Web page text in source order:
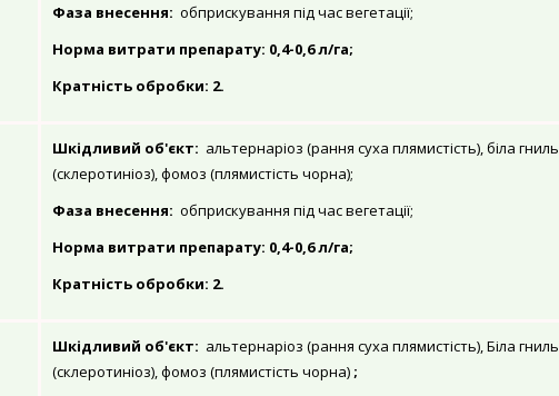
Фаза внесення: обприскування під час вегетації;
Норма витрати препарату: 0,4-0,6 л/га;
Кратність обробки: 2.
Шкідливий об'єкт: альтернаріоз (рання суха плямистість), біла гниль
(склеротиніоз), фомоз (плямистість чорна);
Фаза внесення: обприскування під час вегетації;
Норма витрати препарату: 0,4-0,6 л/га;
Кратність обробки: 2.
Шкідливий об'єкт: альтернаріоз (рання суха плямистість), Біла гниль
(склеротиніоз), фомоз (плямистість чорна) ;